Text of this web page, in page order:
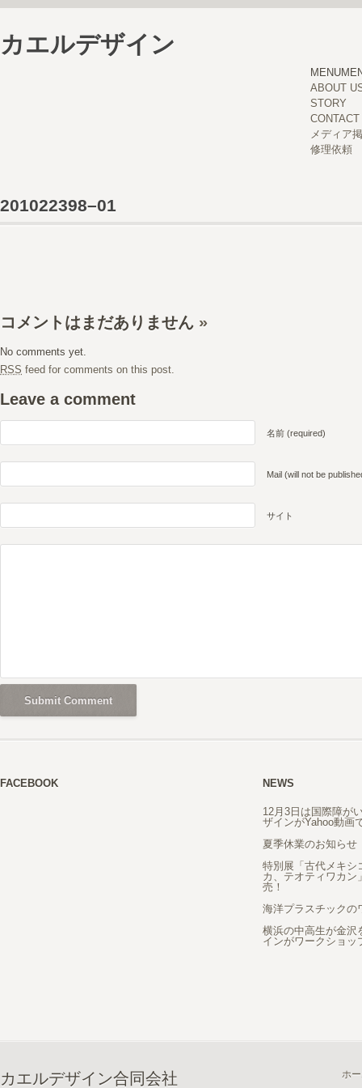
カエルデザイン
MENU
ABOUT
STORY
CONTACT
メディア
修理依頼
201022398–01
コメントはまだありません »
No comments yet.
RSS feed for comments on this post.
Leave a comment
名前 (required)
Mail (will not be
サイト
FACEBOOK NEWS
12月3日は国際障が
ザインがYahoo動画
夏季休業のお知らせ
特別展「古代メキ
カ、テオティワカン
売！
海洋プラスチックの
横浜の中高生が金沢
インがワークショッ
カエルデザイン合同会社 ホ